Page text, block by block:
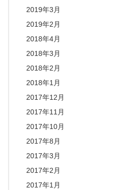
2019年3月
2019年2月
2018年4月
2018年3月
2018年2月
2018年1月
2017年12月
2017年11月
2017年10月
2017年8月
2017年3月
2017年2月
2017年1月